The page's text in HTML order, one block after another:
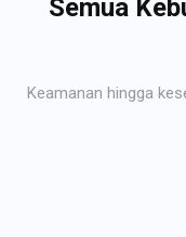
Semua
Keamanan hingga